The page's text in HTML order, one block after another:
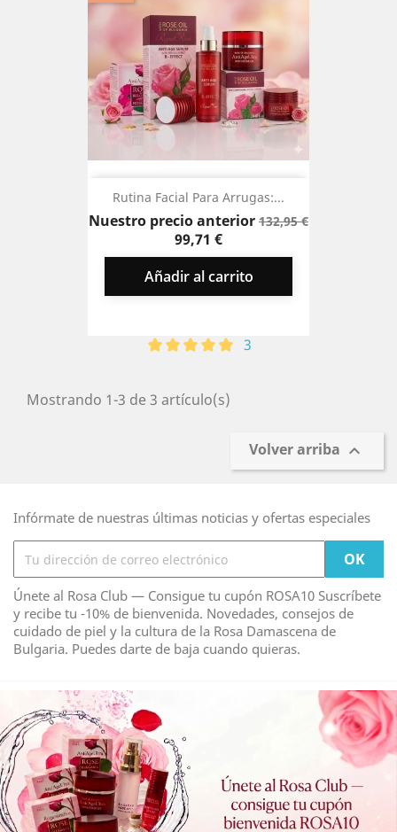
Rutina Facial Para Arrugas:...
Nuestro precio anteriorPrecio
132,95 €
Precio
99,71 €
Añadir al carrito
3
Mostrando 1-3 de 3 artículo(s)
Volver arriba 
Infórmate de nuestras últimas noticias y ofertas especiales
Únete al Rosa Club — Consigue tu cupón ROSA10 Suscríbete
y recibe tu -10% de bienvenida. Novedades, consejos de
cuidado de piel y la cultura de la Rosa Damascena de
Bulgaria. Puedes darte de baja cuando quieras.